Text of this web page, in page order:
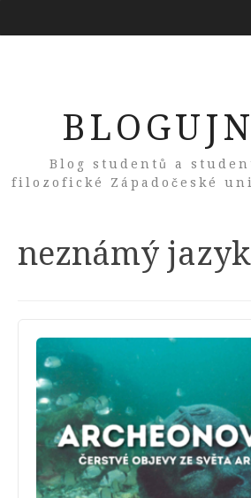
Blog studentů a
filozofické Západočeské
Tag:
neznámý jazyk